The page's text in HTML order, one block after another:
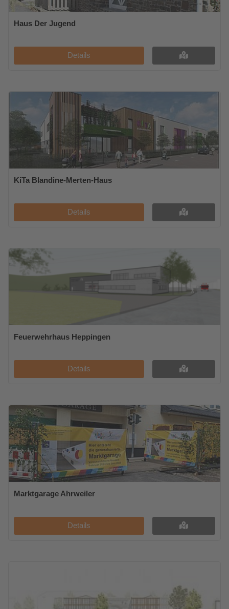
Haus Der Jugend
Details
KiTa Blandine-Merten-Haus
Details
Feuerwehrhaus Heppingen
Details
Marktgarage Ahrweiler
Details